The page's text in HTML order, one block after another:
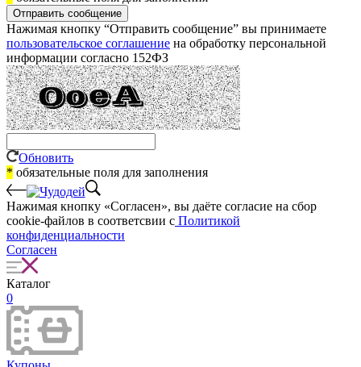
Отправить сообщение
Нажимая кнопку “Отправить сообщение” вы принимаете
пользовательское соглашение на обработку персональной
информации согласно 152ФЗ
Обновить
* обязательные поля для заполнения
Нажимая кнопку «Согласен», вы даёте cогласие на сбор
cookie-файлов в соответсвии с Политикой
конфиденциальности
Согласен
Каталог
0